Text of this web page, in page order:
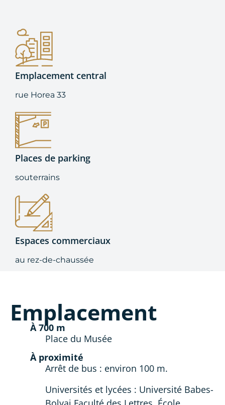
Emplacement central
rue Horea 33
Places de parking
souterrains
Espaces commerciaux
au rez-de-chaussée
Emplacement
À 700 m
Place du Musée
À proximité
Arrêt de bus : environ 100 m.
Universités et lycées : Université Babes-